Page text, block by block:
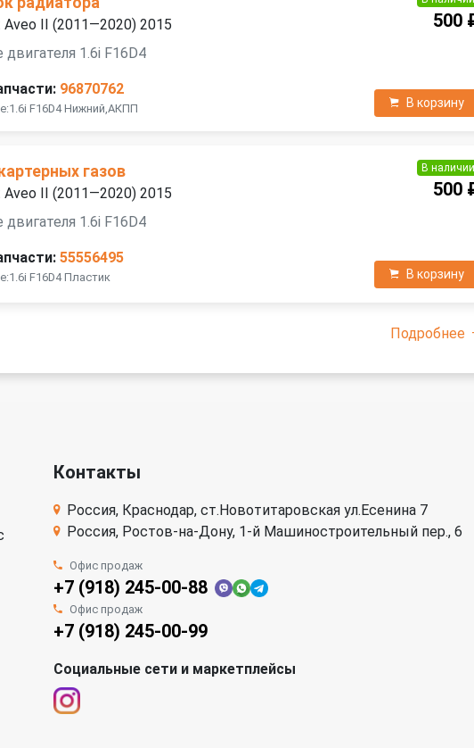
Aveo II (2011—2020) 2015
двигателя 1.6i F16D4
96870762
F16D4 Нижний,АКПП
500
В корзину
газов
Aveo II (2011—2020) 2015
двигателя 1.6i F16D4
55556495
F16D4 Пластик
В наличии
500
В корзину
Подробнее
Контакты
Россия, Краснодар, ст.Новотитаровская ул.Есенина 7
Россия, Ростов-на-Дону, 1-й Машиностроительный пер., 6
Офис продаж
+7 (918) 245-00-88
Офис продаж
+7 (918) 245-00-99
Социальные сети и маркетплейсы